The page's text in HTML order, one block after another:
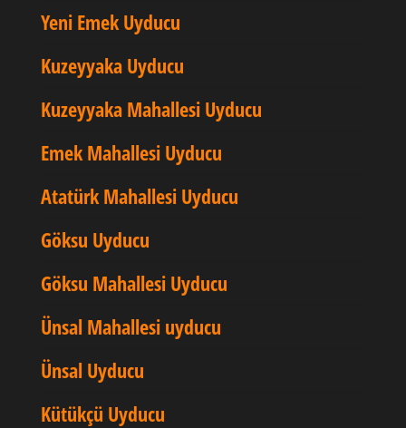
Yeni Emek Uyducu
Kuzeyyaka Uyducu
Kuzeyyaka Mahallesi Uyducu
Emek Mahallesi Uyducu
Atatürk Mahallesi Uyducu
Göksu Uyducu
Göksu Mahallesi Uyducu
Ünsal Mahallesi uyducu
Ünsal Uyducu
Kütükçü Uyducu